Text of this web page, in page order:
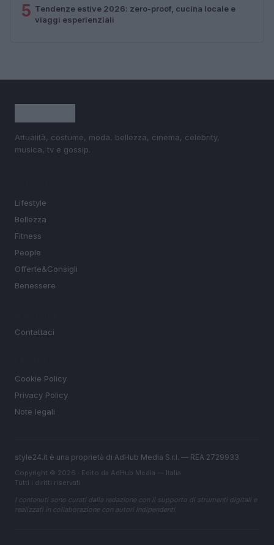
5 Tendenze estive 2026: zero-proof, cucina locale e
viaggi esperienziali
Attualità, costume, moda, bellezza, cinema, celebrity,
musica, tv e gossip.
Lifestyle
Bellezza
Fitness
People
Offerte&Consigli
Benessere
Contattaci
Cookie Policy
Privacy Policy
Note legali
style24.it è una proprietà di AdHub Media S.r.l. — REA 2729933
Copyright © 2026 · Edito da AdHub Media — Italia
Tutti i diritti riservati
I contenuti sono curati dalla redazione con il supporto di strumenti digitali e
realizzati in collaborazione con autori indipendenti.